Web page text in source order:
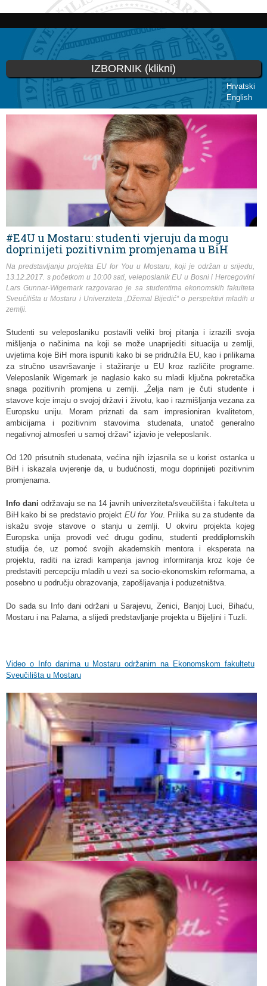
Skoči
glavni
sadržaj
Hrvatski
English
IZBORNIK (klikni)
Vi ste ovdje
#E4U u Mostaru: studenti vjeruju da mogu
doprinijeti pozitivnim promjenama u BiH
Na predstavljanju projekta EU for You u Mostaru, koji je održan u srijedu,
13.12.2017. s početkom u 10:00 sati, veleposlanik EU u Bosni i Hercegovini
Lars Gunnar-Wigemark razgovarao je sa studentima ekonomskih fakulteta
Sveučilišta u Mostaru i Univerziteta „Džemal Bijedić“ o perspektivi mladih u
zemlji.
Studenti su veleposlaniku postavili veliki broj pitanja i izrazili svoja
mišljenja o načinima na koji se može unaprijediti situacija u zemlji,
uvjetima koje BiH mora ispuniti kako bi se pridružila EU, kao i prilikama
za stručno usavršavanje i stažiranje u EU kroz različite programe.
Veleposlanik Wigemark je naglasio kako su mladi ključna pokretačka
snaga pozitivnih promjena u zemlji. „Želja nam je čuti studente i
stavove koje imaju o svojoj državi i životu, kao i razmišljanja vezana za
Europsku uniju. Moram priznati da sam impresioniran kvalitetom,
ambicijama i pozitivnim stavovima studenata, unatoč generalno
negativnoj atmosferi u samoj državi“ izjavio je veleposlanik.
Od 120 prisutnih studenata, većina njih izjasnila se u korist ostanka u
BiH i iskazala uvjerenje da, u budućnosti, mogu doprinijeti pozitivnim
promjenama.
Info daniodržavaju se na 14 javnih univerziteta/sveučilišta i fakulteta u
BiH kako bi se predstavio projekt EU for You. Prilika su za studente da
iskažu svoje stavove o stanju u zemlji. U okviru projekta kojeg
Europska unija provodi već drugu godinu, studenti preddiplomskih
studija će, uz pomoć svojih akademskih mentora i eksperata na
projektu, raditi na izradi kampanja javnog informiranja kroz koje će
predstaviti percepciju mladih u vezi sa socio-ekonomskim reformama, a
posebno u području obrazovanja, zapošljavanja i poduzetništva.
Do sada su Info dani održani u Sarajevu, Zenici, Banjoj Luci, Bihaću,
Mostaru i na Palama, a slijedi predstavljanje projekta u Bijeljini i Tuzli.
Video o Info danima u Mostaru održanim na Ekonomskom fakultetu
Sveučilišta u Mostaru